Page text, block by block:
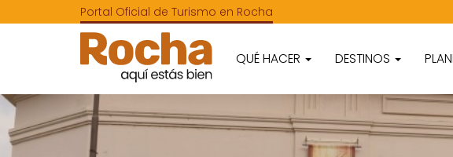
Portal Oficial de Turismo en Rocha
QUÉ HACER DESTINOS